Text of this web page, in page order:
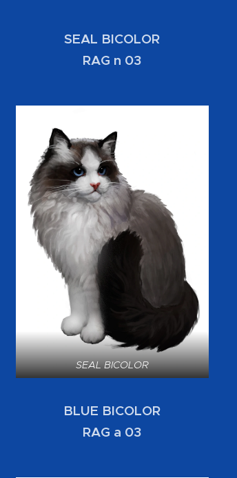
SEAL BICOLOR
RAG n 03
SEAL BICOLOR
BLUE BICOLOR
RAG a 03